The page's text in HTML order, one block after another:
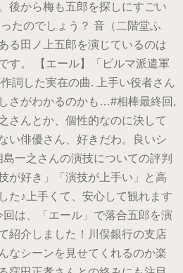
後から梅も五郎を探しにすごい
たのでしょう？ 音（二階堂ふ
る田ノ上五郎を演じているのは
す。 【エール】「ビルマ派遣軍
詞した実在の曲. 上手い役者さん
さがわかるのかも…#相棒最終回,
さんとか、個性的なのに決して
い俳優さん、好きだわ。良いシ
一之さんの演技についての評判
が好き」「演技が上手い」と高
た♪上手くて、安心して観れます
は、「エール」で落合五郎を演
紹介しました！川俣銀行の支店
なシーンを見せてくれるのか楽